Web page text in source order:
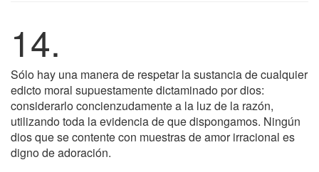
14.
Sólo hay una manera de respetar la sustancia de cualquier
edicto moral supuestamente dictaminado por dios:
considerarlo concienzudamente a la luz de la razón,
utilizando toda la evidencia de que dispongamos. Ningún
dios que se contente con muestras de amor irracional es
digno de adoración.